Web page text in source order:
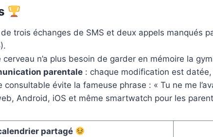
trois échanges de SMS et deux appels manqués
cerveau n’a plus besoin de garder en mémoire la
parentale : chaque modification est
consultable évite la fameuse phrase : « Tu ne me
Android, iOS et même smartwatch pour les
partagé